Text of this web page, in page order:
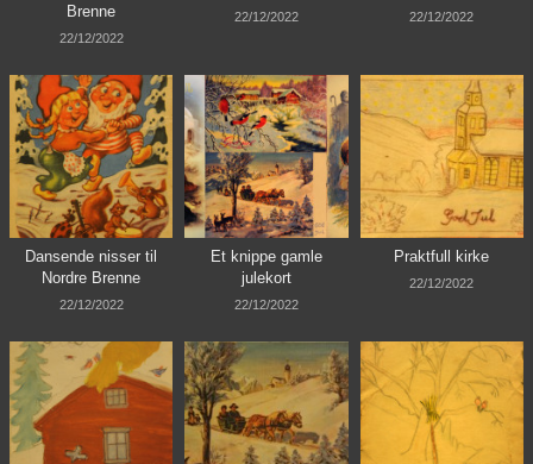
Brenne
22/12/2022
22/12/2022 22/12/2022
Dansende nisser til
Nordre Brenne
22/12/2022
Et knippe gamle
julekort
22/12/2022
Praktfull kirke
22/12/2022